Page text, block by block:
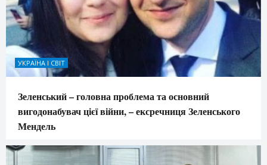
УКРАЇНА І СВІТ
Зеленський – головна проблема та основний
вигодонабувач цієї війни, – ексречниця Зеленського
Мендель